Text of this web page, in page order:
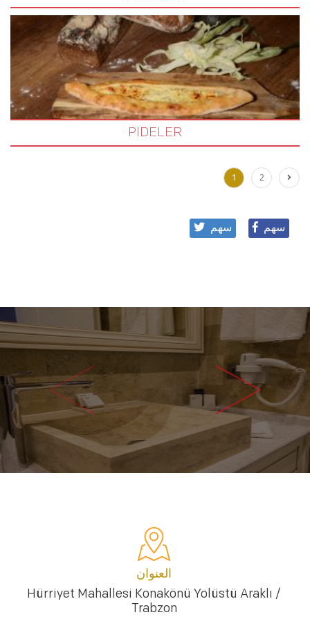
PIDELER
1 2
سهم سهم
< >
العنوان
Hürriyet Mahallesi Konakönü Yolüstü Araklı /
Trabzon